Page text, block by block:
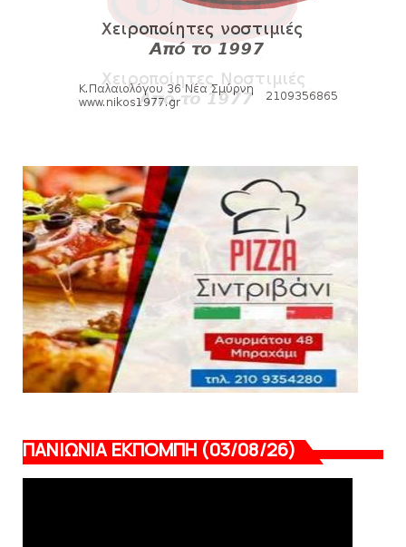
Πανιώνια Εκπομπή: Eυχαριστούμε και...
συνεχίζουμε!
August 04, 2026
HEADLINES
Θλίψη για τον χαμό του Γιώργου
SLIDE
Ξεκινά η ελεύθερη διάθεση των εισιτηρίων
διαρκείας του βόλεϊ...
August 04, 2026
ΠΑΝΙΩΝΙΑ ΕΚΠΟΜΠΗ (03/08/26)